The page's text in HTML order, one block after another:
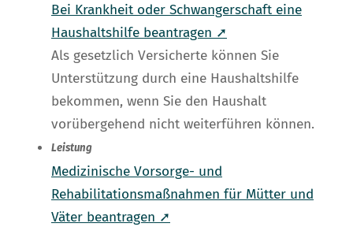
Bei Krankheit oder Schwangerschaft eine
Haushaltshilfe beantragen ➚
Als gesetzlich Versicherte können Sie
Unterstützung durch eine Haushaltshilfe
bekommen, wenn Sie den Haushalt
vorübergehend nicht weiterführen können.
Leistung
Medizinische Vorsorge- und
Rehabilitationsmaßnahmen für Mütter und
Väter beantragen ➚